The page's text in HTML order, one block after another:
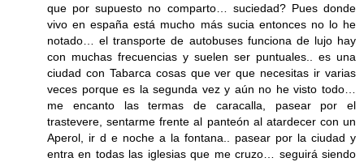
que por supuesto no comparto… suciedad? Pues donde
vivo en españa está mucho más sucia entonces no lo he
notado… el transporte de autobuses funciona de lujo hay
con muchas frecuencias y suelen ser puntuales.. es una
ciudad con Tabarca cosas que ver que necesitas ir varias
veces porque es la segunda vez y aún no he visto todo…
me encanto las termas de caracalla, pasear por el
trastevere, sentarme frente al panteón al atardecer con un
Aperol, ir d e noche a la fontana.. pasear por la ciudad y
entra en todas las iglesias que me cruzo… seguirá siendo